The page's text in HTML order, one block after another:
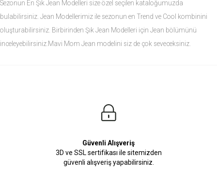
Sezonun En Şık Jean Modelleri size özel seçilen kataloğumuzda
bulabilirsiniz. Jean Modellerimiz ile sezonun en Trend ve Cool kombinini
oluşturabilirsiniz. Birbirinden Şık Jean Modelleri için Jean bölümünü
inceleyebilirsiniz.Mavi Mom Jean modelini siz de çok seveceksiniz.
Manken Bedenleri Üst Grup M, Alt Grup 33 Beden ( Medium )
Güvenli Alışveriş
3D ve SSL sertifikası ile sitemizden
güvenli alışveriş yapabilirsiniz.